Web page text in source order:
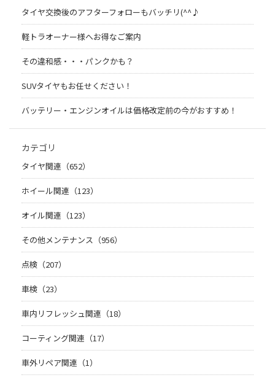
タイヤ交換後のアフターフォローもバッチリ(^^♪
軽トラオーナー様へお得なご案内
その違和感・・・パンクかも？
SUVタイヤもお任せください！
バッテリー・エンジンオイルは価格改定前の今がおすすめ！
カテゴリ
タイヤ関連（652）
ホイール関連（123）
オイル関連（123）
その他メンテナンス（956）
点検（207）
車検（23）
車内リフレッシュ関連（18）
コーティング関連（17）
車外リペア関連（1）